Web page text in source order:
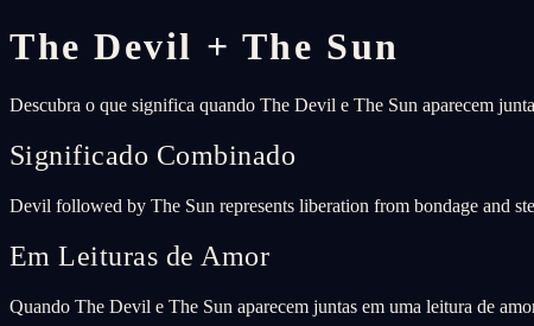
The Devil + The Sun
Descubra o que significa quando The Devil e The Sun aparecem
Significado Combinado
Devil followed by The Sun represents liberation from bondage and
Em Leituras de Amor
Quando The Devil e The Sun aparecem juntas em uma leitura de